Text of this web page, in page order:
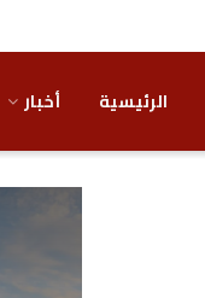
الرئيسية أخبار